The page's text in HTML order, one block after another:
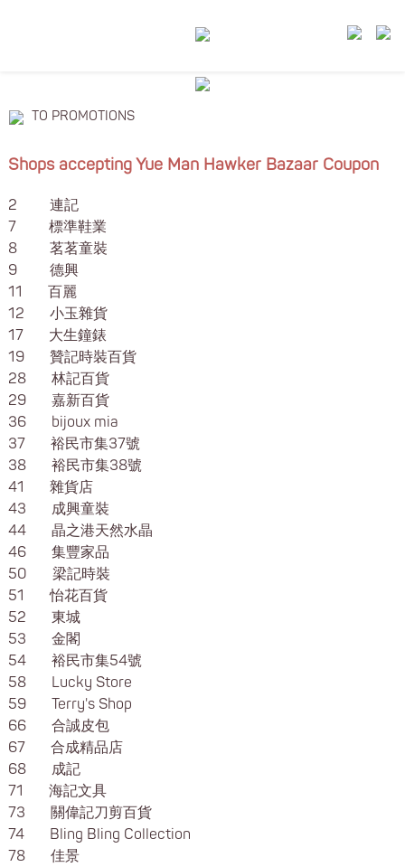
TO PROMOTIONS
Shops accepting Yue Man Hawker Bazaar Coupon
2 連記
7 標準鞋業
8 茗茗童裝
9 德興
11 百麗
12 小玉雜貨
17 大生鐘錶
19 贊記時裝百貨
28 林記百貨
29 嘉新百貨
36 bijoux mia
37 裕民市集37號
38 裕民市集38號
41 雜貨店
43 成興童裝
44 晶之港天然水晶
46 集豐家品
50 梁記時裝
51 怡花百貨
52 東城
53 金閣
54 裕民市集54號
58 Lucky Store
59 Terry's Shop
66 合誠皮包
67 合成精品店
68 成記
71 海記文具
73 關偉記刀剪百貨
74 Bling Bling Collection
78 佳景